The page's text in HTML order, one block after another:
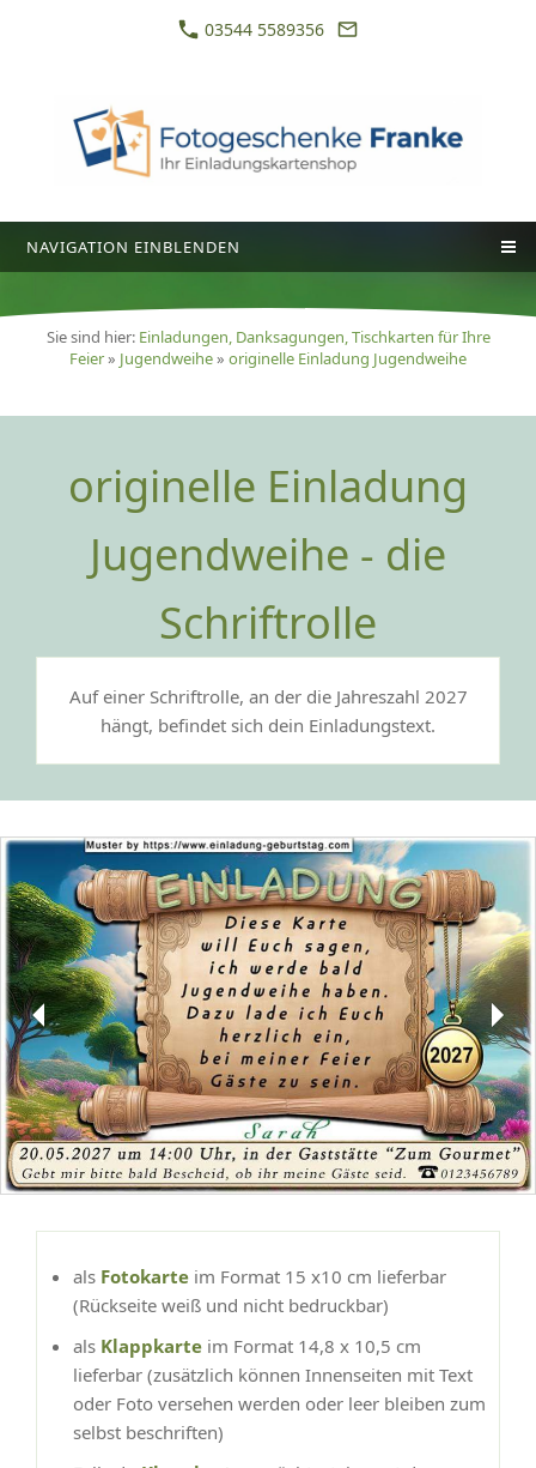
03544 5589356
NAVIGATION EINBLENDEN
Sie sind hier: Einladungen, Danksagungen, Tischkarten für Ihre
Feier» Jugendweihe» originelle Einladung Jugendweihe
originelle Einladung
Jugendweihe - die
Schriftrolle
Auf einer Schriftrolle, an der die Jahreszahl 2027
hängt, befindet sich dein Einladungstext.
als Fotokarte im Format 15 x10 cm lieferbar
(Rückseite weiß und nicht bedruckbar)
als Klappkarte im Format 14,8 x 10,5 cm
lieferbar (zusätzlich können Innenseiten mit Text
oder Foto versehen werden oder leer bleiben zum
selbst beschriften)